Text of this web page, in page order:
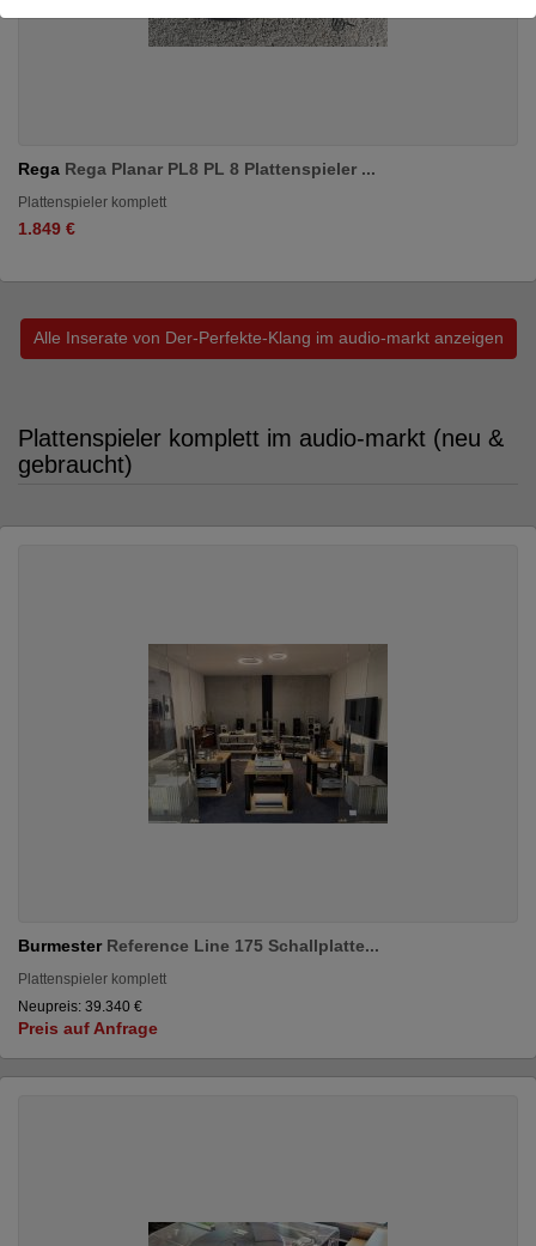
Rega Rega Planar PL8 PL 8 Plattenspieler ...
Plattenspieler komplett
1.849 €
Alle Inserate von Der-Perfekte-Klang im audio-markt anzeigen
Plattenspieler komplett im audio-markt (neu &
gebraucht)
Burmester Reference Line 175 Schallplatte...
Plattenspieler komplett
Neupreis: 39.340 €
Preis auf Anfrage